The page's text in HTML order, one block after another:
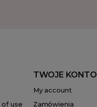
of use
TWOJE KONTO
My account
Zamówienia